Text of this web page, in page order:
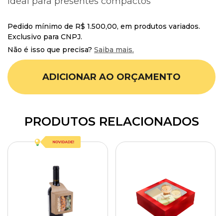
Pedido mínimo de R$ 1.500,00, em produtos variados.
Exclusivo para CNPJ.
Não é isso que precisa? Saiba mais.
ADICIONAR AO ORÇAMENTO
PRODUTOS RELACIONADOS